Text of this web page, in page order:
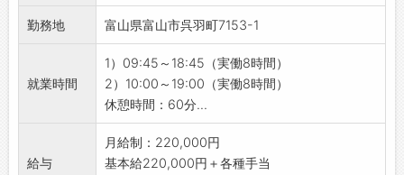
業務に取り組みます＾＾
◇携帯キャリアの乗り換え不要♪
使いいただけます！
◇残業は月平均5時間◎
・オンとオフのメリハリをつけながら働ける環
境です♪
【1日の業務の流れ】
勤務地 富山県富山市呉羽町7153-1
就業時間
1）09:45～18:45（実働8時間）
2）10:00～19:00（実働8時間）
休憩時間：60分...
給与
月給制：220,000円
基本給220,000円＋各種手当